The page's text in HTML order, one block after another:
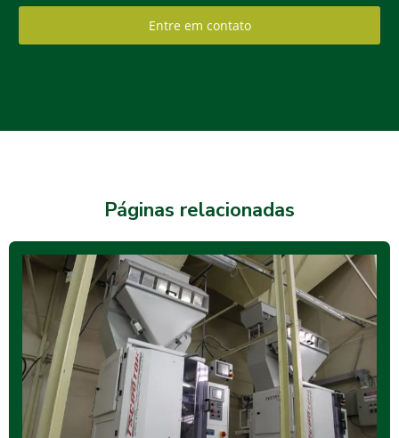
Entre em contato
Páginas relacionadas